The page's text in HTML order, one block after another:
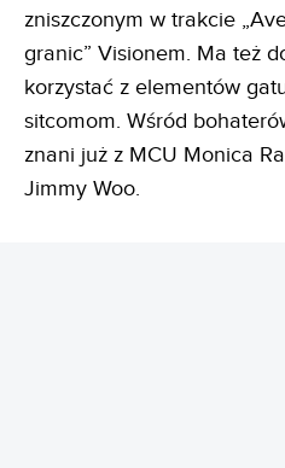
zniszczonym w trakcie
granic” Visionem. Ma też
korzystać z elementów
sitcomom. Wśród
znani już z MCU Monica
Jimmy Woo.